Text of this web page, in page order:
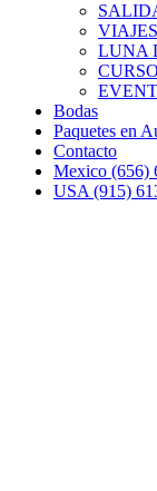
LUNA
Bodas
Paquetes en
Contacto
Mexico (656)
USA (915)